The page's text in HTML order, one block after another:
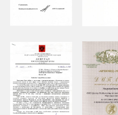
8 (495) 489-92-92
info@katarzyna.ru
Социальные сети
Электронная почта
55.893902, 37.611772
Координаты